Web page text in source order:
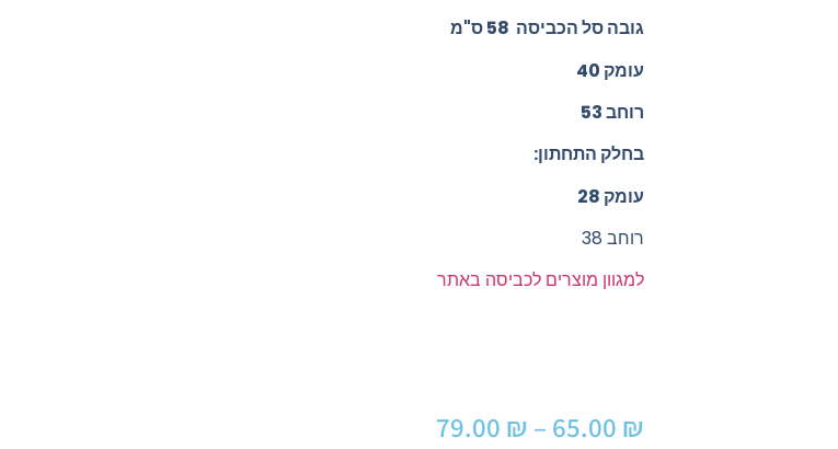
גובה סל הכביסה 58 ס"מ
עומק 40
רוחב 53
בחלק התחתון:
עומק 28
רוחב 38
למגוון מוצרים לכביסה באתר
65.00 ₪
–
79.00 ₪